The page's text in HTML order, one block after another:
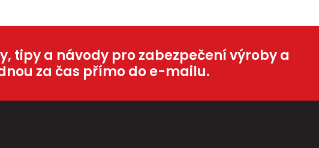
tipy a návody pro zabezpečení výroby a
za čas přímo do e-mailu.